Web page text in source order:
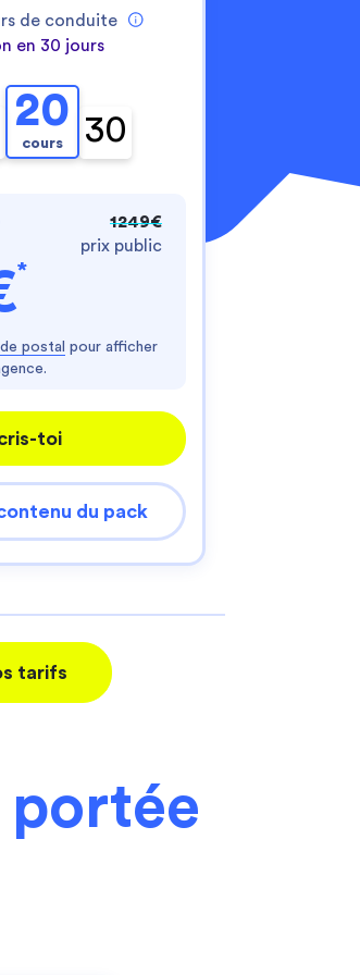
de confidentialité, en
de conduite
en 30 jours
20
cours 30
*
1249€
prix public
postal pour afficher
toi
du pack
tarifs
portée